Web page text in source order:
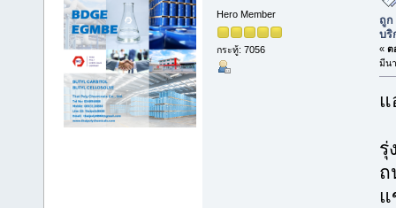
Hero Member
กระทู้: 7056
ถูก
บริ
« ต
มีน
แ
รุ่
ถ
แ